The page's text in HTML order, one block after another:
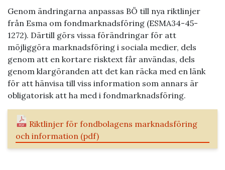
Genom ändringarna anpassas BÖ till nya riktlinjer
från Esma om fondmarknadsföring (ESMA34-45-
1272). Därtill görs vissa förändringar för att
möjliggöra marknadsföring i sociala medier, dels
genom att en kortare risktext får användas, dels
genom klargöranden att det kan räcka med en länk
för att hänvisa till viss information som annars är
obligatorisk att ha med i fondmarknadsföring.
Riktlinjer för fondbolagens marknadsföring
och information (pdf)